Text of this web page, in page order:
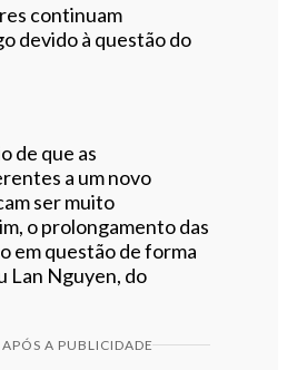
continuam
devido à questão do
de que as
a um novo
ser muito
o prolongamento das
em questão de forma
Lan Nguyen, do
A PUBLICIDADE